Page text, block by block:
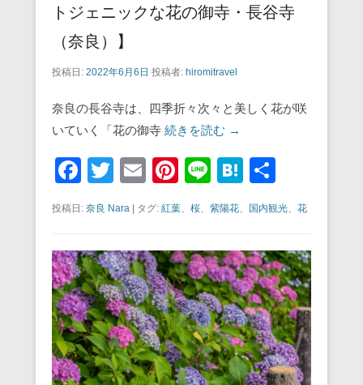
トジェニックな花の御寺・長谷寺
（奈良）】
投稿日: 2022年6月6日 投稿者: hiromitravel
奈良の長谷寺は、四季折々次々と美しく花が咲
いていく「花の御寺 続きを読む →
F
a
c
e
b
o
o
k
T
er
E
m
ail
Pi
nt
er
e
st
Li
n
e
H
at
e
n
a
有
投稿日: 奈良 Nara タグ: 紅葉、 桜、 紫陽花、 国内観光、 花